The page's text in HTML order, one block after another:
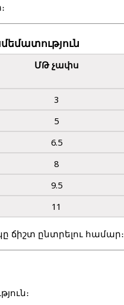
ՄԹ չափս
3
5
6.5
8
9.5
11
ճիշտ ընտրելու համար։
։